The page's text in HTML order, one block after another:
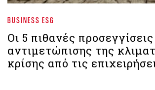
BUSINESS ESG
Οι 5 πιθανές προσεγγίσεις
αντιμετώπισης της
κρίσης από τις